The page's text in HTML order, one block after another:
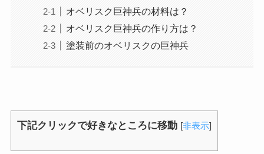
オベリスク巨神兵の材料は？
オベリスク巨神兵の作り方は？
塗装前のオベリスクの巨神兵
下記クリックで好きなところに移動 [非表示]